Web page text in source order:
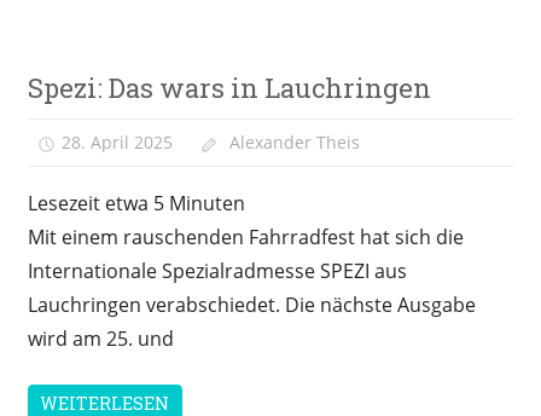
Veranstaltungen
Spezi: Das wars in Lauchringen
28. April 2025 Alexander Theis
Lesezeit etwa 5 Minuten
Mit einem rauschenden Fahrradfest hat sich die
Internationale Spezialradmesse SPEZI aus
Lauchringen verabschiedet. Die nächste Ausgabe
wird am 25. und
WEITERLESEN